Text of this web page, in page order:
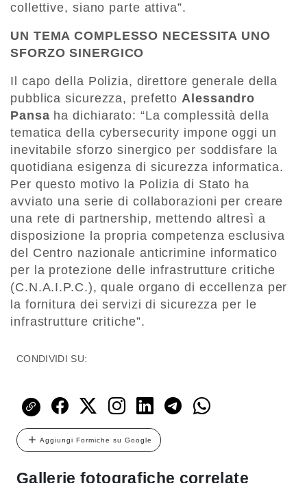
collettive, siano parte attiva”.
UN TEMA COMPLESSO NECESSITA UNO
SFORZO SINERGICO
Il capo della Polizia, direttore generale della
pubblica sicurezza, prefettoAlessandro
Pansa ha dichiarato: “La complessità della
tematica della cybersecurity impone oggi un
inevitabile sforzo sinergico per soddisfare la
quotidiana esigenza di sicurezza informatica.
Per questo motivo la Polizia di Stato ha
avviato una serie di collaborazioni per creare
una rete di partnership, mettendo altresì a
disposizione la propria competenza esclusiva
del Centro nazionale anticrimine informatico
per la protezione delle infrastrutture critiche
(C.N.A.I.P.C.), quale organo di eccellenza per
la fornitura dei servizi di sicurezza per le
infrastrutture critiche”.
CONDIVIDI SU:
Aggiungi Formiche su Google
Gallerie fotografiche correlate